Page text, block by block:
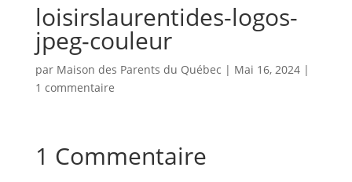
loisirslaurentides-logos-
jpeg-couleur
par Maison des Parents du Québec | Mai 16, 2024|
1 commentaire
1 Commentaire